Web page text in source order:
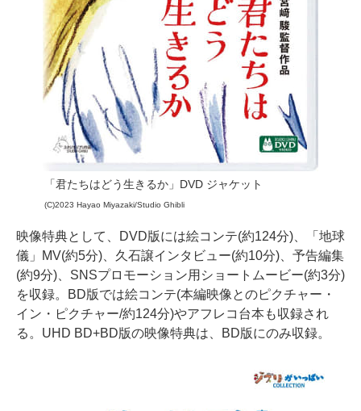
「君たちはどう生きるか」DVD ジャケット
(C)2023 Hayao Miyazaki/Studio Ghibli
映像特典として、DVD版には絵コンテ(約124分)、「地球
儀」MV(約5分)、久石譲インタビュー(約10分)、予告編集
(約9分)、SNSプロモーション用ショートムービー(約3分)
を収録。BD版では絵コンテ(本編映像とのピクチャー・
イン・ピクチャー/約124分)やアフレコ台本も収録され
る。UHD BD+BD版の映像特典は、BD版にのみ収録。